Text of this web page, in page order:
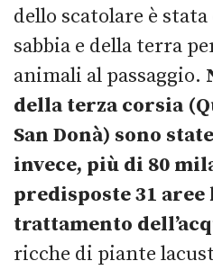
dello scatolare è
sabbia e della terra
animali al passaggio.
della terza corsia
San Donà) sono
invece, più di 80
predisposte 31
trattamento
ricche di piante